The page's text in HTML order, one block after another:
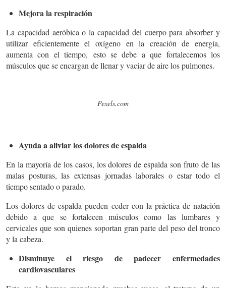
Mejora la respiración
La capacidad aeróbica o la capacidad del cuerpo para absorber y
utilizar eficientemente el oxígeno en la creación de energía,
aumenta con el tiempo, esto se debe a que fortalecemos los
músculos que se encargan de llenar y vaciar de aire los pulmones.
Pexels.com
Ayuda a aliviar los dolores de espalda
En la mayoría de los casos, los dolores de espalda son fruto de las
malas posturas, las extensas jornadas laborales o estar todo el
tiempo sentado o parado.
Los dolores de espalda pueden ceder con la práctica de natación
debido a que se fortalecen músculos como las lumbares y
cervicales que son quienes soportan gran parte del peso del tronco
y la cabeza.
Disminuye el riesgo de padecer enfermedades
cardiovasculares